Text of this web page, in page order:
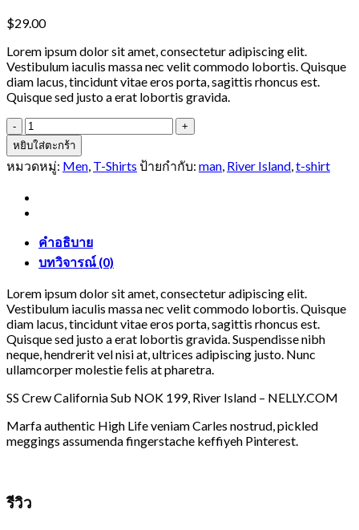
$29.00
Lorem ipsum dolor sit amet, consectetur adipiscing elit.
Vestibulum iaculis massa nec velit commodo lobortis. Quisque
diam lacus, tincidunt vitae eros porta, sagittis rhoncus est.
Quisque sed justo a erat lobortis gravida.
จำนวน
SS
Crew
California
River
Island
ชิ้น
หยิบใส่ตะกร้า
หมวดหมู่: Men, T-Shirts ป้ายกำกับ: man, River Island,t-shirt
คำอธิบาย
บทวิจารณ์ (0)
Lorem ipsum dolor sit amet, consectetur adipiscing elit.
Vestibulum iaculis massa nec velit commodo lobortis. Quisque
diam lacus, tincidunt vitae eros porta, sagittis rhoncus est.
Quisque sed justo a erat lobortis gravida. Suspendisse nibh
neque, hendrerit vel nisi at, ultrices adipiscing justo. Nunc
ullamcorper molestie felis at pharetra.
SS Crew California Sub NOK 199, River Island – NELLY.COM
Marfa authentic High Life veniam Carles nostrud, pickled
meggings assumenda fingerstache keffiyeh Pinterest.
รีวิว